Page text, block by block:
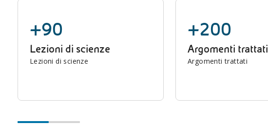
+90
Lezioni di scienze
Lezioni di scienze
+200
Argomenti trattati
Argomenti trattati